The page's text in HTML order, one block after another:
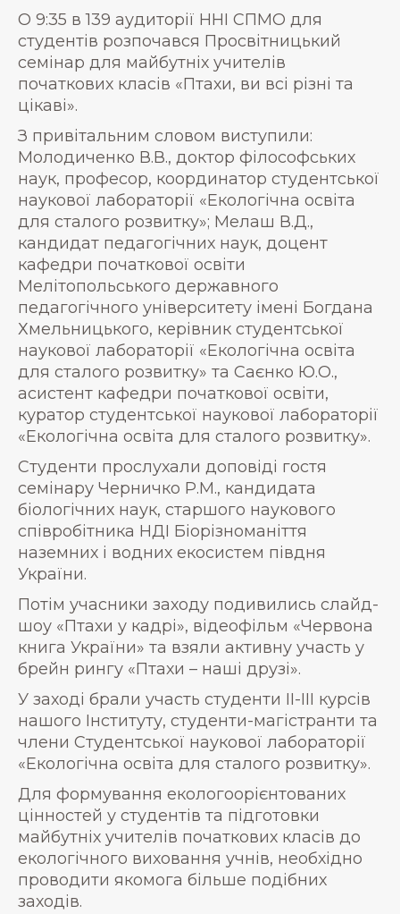
О 9:35 в 139 аудиторії ННІ СПМО для
студентів розпочався Просвітницький
семінар для майбутніх учителів
початкових класів «Птахи, ви всі різні та
цікаві».
З привітальним словом виступили:
Молодиченко В.В., доктор філософських
наук, професор, координатор студентської
наукової лабораторії «Екологічна освіта
для сталого розвитку»; Мелаш В.Д.,
кандидат педагогічних наук, доцент
кафедри початкової освіти
Мелітопольського державного
педагогічного університету імені Богдана
Хмельницького, керівник студентської
наукової лабораторії «Екологічна освіта
для сталого розвитку» та Саєнко Ю.О.,
асистент кафедри початкової освіти,
куратор студентської наукової лабораторії
«Екологічна освіта для сталого розвитку».
Студенти прослухали доповіді гостя
семінару Черничко Р.М., кандидата
біологічних наук, старшого наукового
співробітника НДІ Біорізноманіття
наземних і водних екосистем півдня
України.
Потім учасники заходу подивились слайд-
шоу «Птахи у кадрі», відеофільм «Червона
книга України» та взяли активну участь у
брейн рингу «Птахи – наші друзі».
У заході брали участь студенти ІІ-ІІІ курсів
нашого Інституту, студенти-магістранти та
члени Студентської наукової лабораторії
«Екологічна освіта для сталого розвитку».
Для формування екологоорієнтованих
цінностей у студентів та підготовки
майбутніх учителів початкових класів до
екологічного виховання учнів, необхідно
проводити якомога більше подібних
заходів.